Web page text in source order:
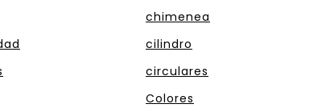
chimenea
cilindro
circulares
Colores